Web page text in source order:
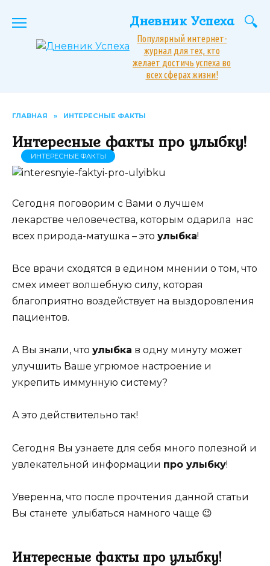
Дневник Успеха
Популярный интернет-
журнал для тех, кто
желает достичь успеха во
всех сферах жизни!
ГЛАВНАЯ » ИНТЕРЕСНЫЕ ФАКТЫ
Интересные факты про улыбку!
ИНТЕРЕСНЫЕ ФАКТЫ
Сегодня поговорим с Вами о лучшем
лекарстве человечества, которым одарила нас
всех природа-матушка – это улыбка!
Все врачи сходятся в едином мнении о том, что
смех имеет волшебную силу, которая
благоприятно воздействует на выздоровления
пациентов.
А Вы знали, что улыбка в одну минуту может
улучшить Ваше угрюмое настроение и
укрепить иммунную систему?
А это действительно так!
Сегодня Вы узнаете для себя много полезной и
увлекательной информации про улыбку!
Уверенна, что после прочтения данной статьи
Вы станете улыбаться намного чаще 😉
Интересные факты про улыбку!